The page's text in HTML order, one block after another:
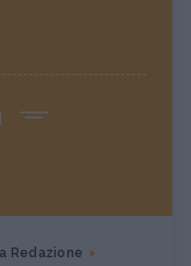
Redazione